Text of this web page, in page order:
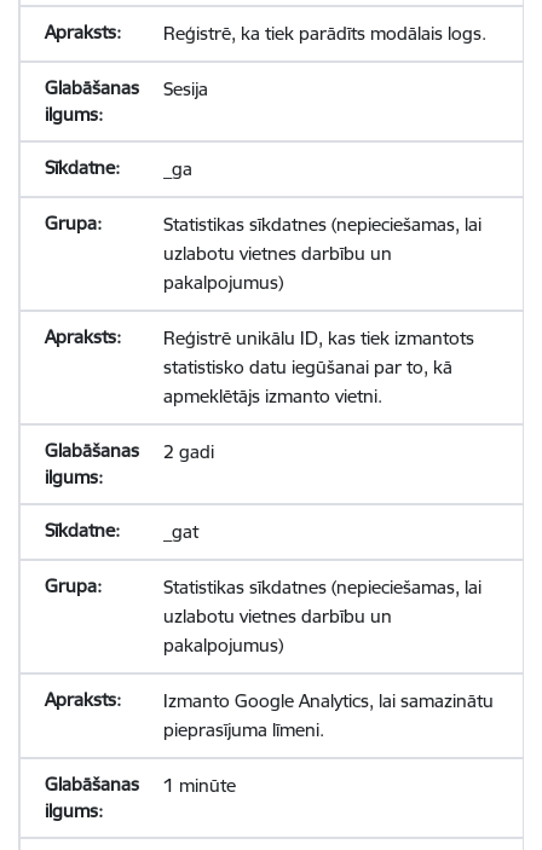
Reģistrē, ka tiek parādīts modālais logs.
Sesija
_ga
Statistikas sīkdatnes (nepieciešamas, lai
uzlabotu vietnes darbību un
pakalpojumus)
Reģistrē unikālu ID, kas tiek izmantots
statistisko datu iegūšanai par to, kā
apmeklētājs izmanto vietni.
2 gadi
_gat
Statistikas sīkdatnes (nepieciešamas, lai
uzlabotu vietnes darbību un
pakalpojumus)
Izmanto Google Analytics, lai samazinātu
pieprasījuma līmeni.
1 minūte